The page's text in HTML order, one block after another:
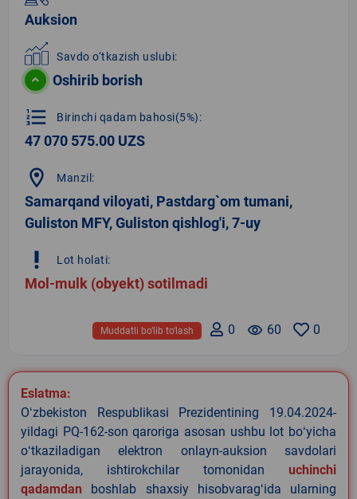
Auksion
Savdo o‘tkazish uslubi:
Oshirib borish
format_list_numbered Birinchi qadam bahosi(5%):
47 070 575.00 UZS
location_on Manzil:
Samarqand viloyati, Pastdarg`om tumani,
Guliston MFY, Guliston qishlog'i, 7-uy
priority_high Lot holati:
Mol-mulk (obyekt) sotilmadi
0
remove_red_eye 60
0
Muddatli bo‘lib to‘lash
Eslatma:
Oʻzbekiston Respublikasi Prezidentining 19.04.2024-
yildagi PQ-162-son qaroriga asosan ushbu lot boʻyicha
oʻtkaziladigan elektron onlayn-auksion savdolari
jarayonida, ishtirokchilar tomonidan uchinchi
qadamdan boshlab shaxsiy hisobvaragʻida ularning